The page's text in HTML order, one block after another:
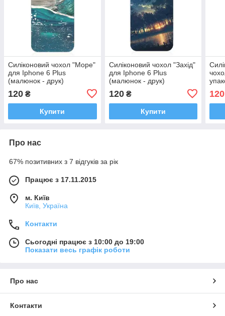
Силіконовий чохол "Море"
для Iphone 6 Plus
(малюнок - друк)
120 ₴
Купити
Силіконовий чохол "Захід"
для Iphone 6 Plus
(малюнок - друк)
120₴
Купити
120
Про нас
67% позитивних з 7 відгуків за рік
Працює з 17.11.2015
м. Київ
Київ, Україна
Контакти
Сьогодні працює з 10:00 до 19:00
Показати весь графік роботи
Про нас
Контакти